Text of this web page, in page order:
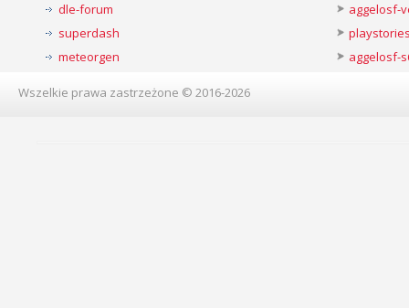
dle-forum
superdash
meteorgen
aggelosf-
aggelosf-
Wszelkie prawa zastrzeżone © 2016-2026